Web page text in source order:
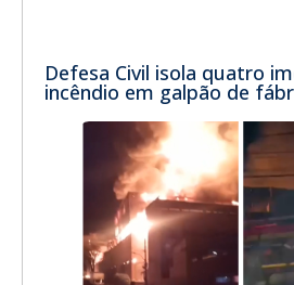
Defesa Civil isola quatro
incêndio em galpão de